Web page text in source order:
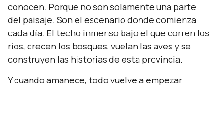
conocen. Porque no son solamente una parte
del paisaje. Son el escenario donde comienza
cada día. El techo inmenso bajo el que corren los
ríos, crecen los bosques, vuelan las aves y se
construyen las historias de esta provincia.
Y cuando amanece, todo vuelve a empezar